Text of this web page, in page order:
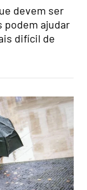
devem ser
podem ajudar
difícil de